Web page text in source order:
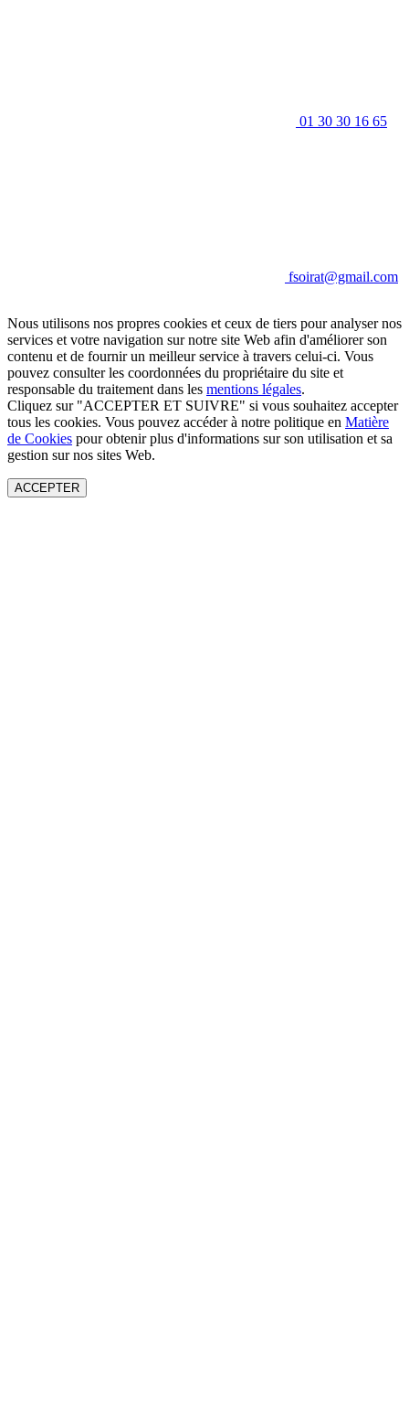
01 30 30 16 65
fsoirat@gmail.com
Nous utilisons nos propres cookies et ceux de tiers pour analyser nos
services et votre navigation sur notre site Web afin d'améliorer son
contenu et de fournir un meilleur service à travers celui-ci. Vous
pouvez consulter les coordonnées du propriétaire du site et
responsable du traitement dans les mentions légales.
Cliquez sur "ACCEPTER ET SUIVRE" si vous souhaitez accepter
tous les cookies. Vous pouvez accéder à notre politique en Matière
de Cookies pour obtenir plus d'informations sur son utilisation et sa
gestion sur nos sites Web.
ACCEPTER